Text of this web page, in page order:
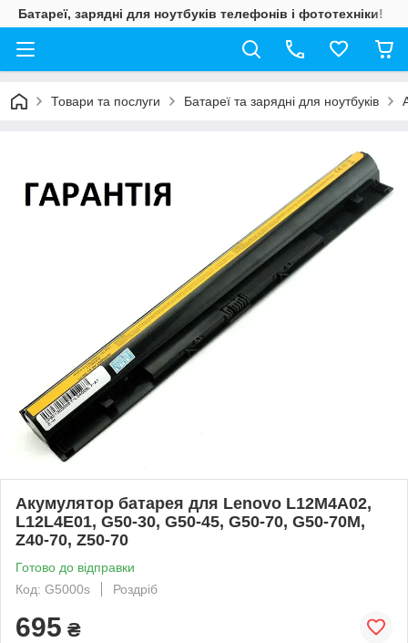
Батареї, зарядні для ноутбуків телефонів і фототехніки!
Товари та послуги Батареї та зарядні для ноутбуків
Акумулятор батарея для Lenovo L12M4A02,
L12L4E01, G50-30, G50-45, G50-70, G50-70M,
Z40-70, Z50-70
Готово до відправки
Код: G5000s
Роздріб
695 ₴